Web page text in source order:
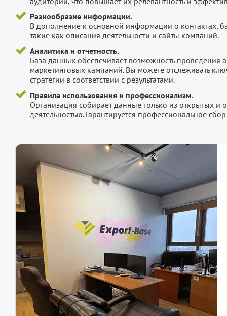
Разнообразие информации.
В дополнение к основной информации о контактах,
такие как описания деятельности и сайты компаний.
Аналитика и отчетность.
База данных обеспечивает возможность проведения
маркетинговых кампаний. Вы можете отслеживать
стратегии в соответствии с результатами.
Правила использования и профессионализм.
Организация собирает данные только из открытых и
деятельностью. Гарантируется профессиональное